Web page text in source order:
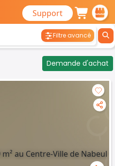
Support
Filtre avancé
Demande d'achat